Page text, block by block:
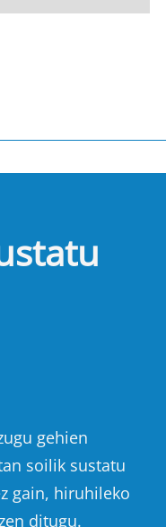
gehien
soilik sustatu
gain, hiruhileko
ditugu.